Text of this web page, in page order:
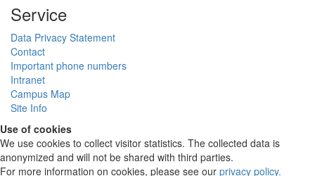
Service
Data Privacy Statement
Contact
Important phone numbers
Intranet
Campus Map
Site Info
Use of cookies
We use cookies to collect visitor statistics. The collected data is
anonymized and will not be shared with third parties.
For more information on cookies, please see our privacy policy.